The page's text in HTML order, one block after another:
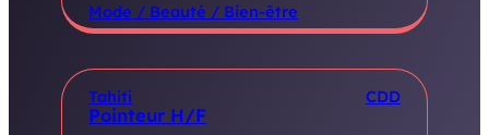
Mode / Beauté / Bien-être
Tahiti CDD
Pointeur H/F